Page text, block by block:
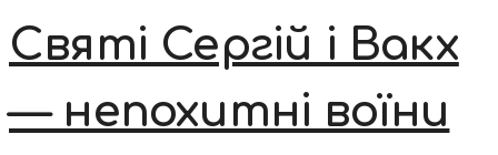
Святі Сергій і Вакх
— непохитні воїни